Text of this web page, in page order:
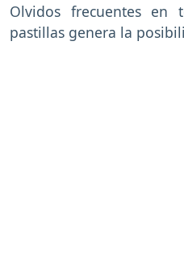
Olvidos frecuentes
pastillas genera la